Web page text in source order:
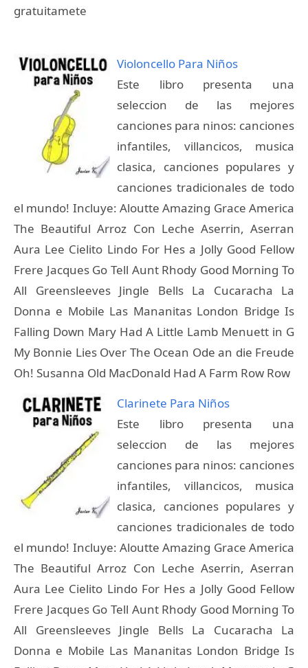
gratuitamete
Violoncello Para Niños
Este libro presenta una
seleccion de las mejores
canciones para ninos: canciones
infantiles, villancicos, musica
clasica, canciones populares y
canciones tradicionales de todo
el mundo! Incluye: Aloutte Amazing Grace America
The Beautiful Arroz Con Leche Aserrin, Aserran
Aura Lee Cielito Lindo For Hes a Jolly Good Fellow
Frere Jacques Go Tell Aunt Rhody Good Morning To
All Greensleeves Jingle Bells La Cucaracha La
Donna e Mobile Las Mananitas London Bridge Is
Falling Down Mary Had A Little Lamb Menuett in G
My Bonnie Lies Over The Ocean Ode an die Freude
Oh! Susanna Old MacDonald Had A Farm Row Row
Clarinete Para Niños
Este libro presenta una
seleccion de las mejores
canciones para ninos: canciones
infantiles, villancicos, musica
clasica, canciones populares y
canciones tradicionales de todo
el mundo! Incluye: Aloutte Amazing Grace America
The Beautiful Arroz Con Leche Aserrin, Aserran
Aura Lee Cielito Lindo For Hes a Jolly Good Fellow
Frere Jacques Go Tell Aunt Rhody Good Morning To
All Greensleeves Jingle Bells La Cucaracha La
Donna e Mobile Las Mananitas London Bridge Is